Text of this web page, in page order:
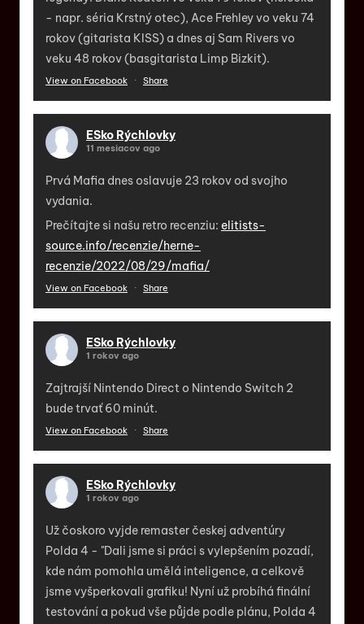
- napr. séria Krstný otec), Ace Frehley vo veku 74
rokov (gitarista KISS) a dnes aj Sam Rivers vo
veku 48 rokov (basgitarista Limp Bizkit).
View on Facebook · Share
ESko Rýchlovky
11 mesiacov ago
Prvá Mafia dnes oslavuje 23 rokov od svojho
vydania.
Prečítajte si našu retro recenziu: elitists-
source.info/recenzie/herne-
recenzie/2022/08/29/mafia/
View on Facebook · Share
ESko Rýchlovky
1 rokov ago
Zajtrajší Nintendo Direct o Nintendo Switch 2
bude trvať 60 minút.
View on Facebook · Share
ESko Rýchlovky
1 rokov ago
Už čoskoro vyjde remaster českej adventúry
Polda 4 - "Dali jsme si práci s vylepšením pozadí,
kde nám pomohla umělá inteligence, a celkově
jsme vyšperkovali grafiku! Nyní už probíhá finální
testování a pokud vše půjde podle plánu, Polda 4